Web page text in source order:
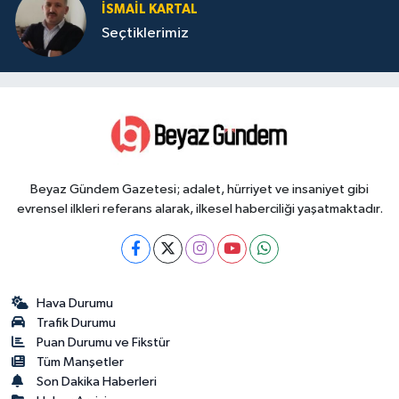
İSMAIL KARTAL
Seçtiklerimiz
Beyaz Gündem Gazetesi; adalet, hürriyet ve insaniyet gibi
evrensel ilkleri referans alarak, ilkesel haberciliği yaşatmaktadır.
Hava Durumu
Trafik Durumu
Puan Durumu ve Fikstür
Tüm Manşetler
Son Dakika Haberleri